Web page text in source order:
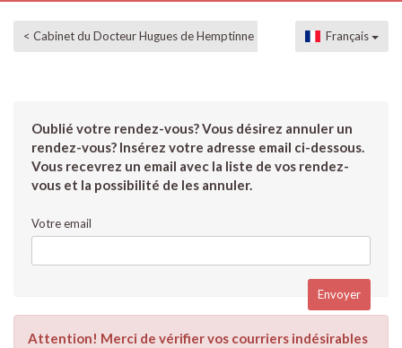
< Cabinet du Docteur Hugues de Hemptinne Français
Oublié votre rendez-vous? Vous désirez annuler un
rendez-vous? Insérez votre adresse email ci-dessous.
Vous recevrez un email avec la liste de vos rendez-
vous et la possibilité de les annuler.
Votre email
Attention! Merci de vérifier vos courriers indésirables